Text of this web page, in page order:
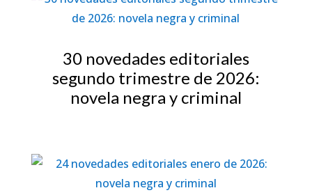
30 novedades editoriales
segundo trimestre de 2026:
novela negra y criminal